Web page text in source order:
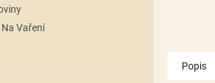
Vaření
Popis